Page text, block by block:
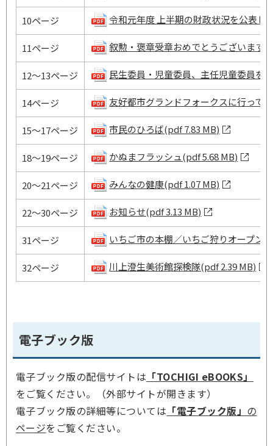
10ページ 令和元年度 上半期の財政状況を公表し
11ページ 叙勲・褒章受章おめでとうございます
12～13ページ 民生委員・児童委員、主任児童委員を
14ページ 友好都市グランドフォークスに行って
15～17ページ 市民のひろば(pdf 7.83 MB)
18～19ページ かぬまフラッシュ(pdf 5.68 MB)
20～21ページ みんなの健康(pdf 1.07 MB)
22～30ページ お知らせ(pdf 3.13 MB)
31ページ いちご市の本棚／いちご狩りオープン
32ページ 川上澄生美術館探検隊(pdf 2.39 MB)
電子ブック版
電子ブック版の配信サイトは 「TOCHIGI eBOOKS」
をご覧ください。（外部サイトが開きます）
電子ブック版の詳細等については 「電子ブック版」 の
ページをご覧ください。